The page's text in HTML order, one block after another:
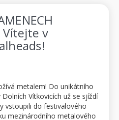
Vítejte v
metalem! Do unikátního
Vítkovicích už se sjíždí
vstoupili do festivalového
mezinárodního metalového